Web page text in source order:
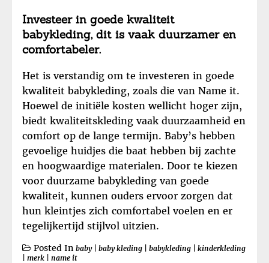
Investeer in goede kwaliteit
babykleding, dit is vaak duurzamer en
comfortabeler.
Het is verstandig om te investeren in goede
kwaliteit babykleding, zoals die van Name it.
Hoewel de initiële kosten wellicht hoger zijn,
biedt kwaliteitskleding vaak duurzaamheid en
comfort op de lange termijn. Baby’s hebben
gevoelige huidjes die baat hebben bij zachte
en hoogwaardige materialen. Door te kiezen
voor duurzame babykleding van goede
kwaliteit, kunnen ouders ervoor zorgen dat
hun kleintjes zich comfortabel voelen en er
tegelijkertijd stijlvol uitzien.
Posted In baby| baby kleding babykleding
kinderkleding
merk name it